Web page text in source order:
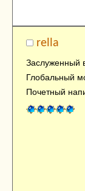
rella
Заслуженный
Глобальный
Почетный